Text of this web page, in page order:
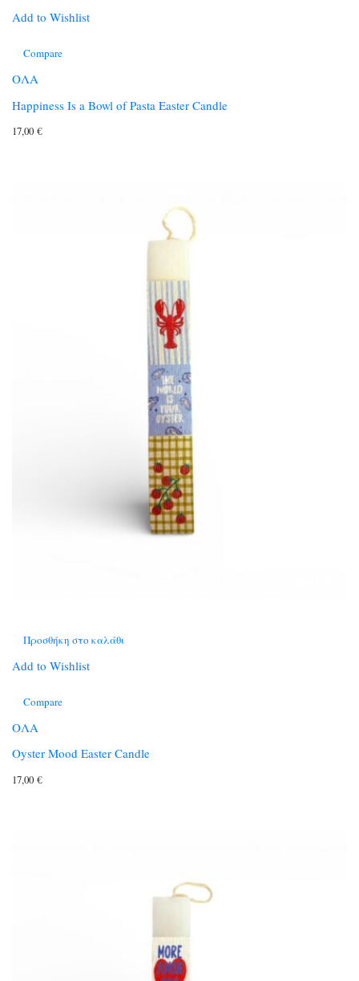
Add to Wishlist
Compare
ΟΛΑ
Happiness Is a Bowl of Pasta Easter Candle
17,00 €
Προσθήκη στο καλάθι
Add to Wishlist
Compare
ΟΛΑ
Oyster Mood Easter Candle
17,00 €